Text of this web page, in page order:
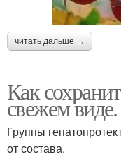
читать дальше →
Как
свежем
Группы
от состава.